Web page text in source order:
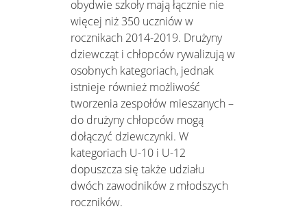
obydwie szkoły mają łącznie nie
więcej niż 350 uczniów w
rocznikach 2014-2019. Drużyny
dziewcząt i chłopców rywalizują w
osobnych kategoriach, jednak
istnieje również możliwość
tworzenia zespołów mieszanych –
do drużyny chłopców mogą
dołączyć dziewczynki. W
kategoriach U-10 i U-12
dopuszcza się także udziału
dwóch zawodników z młodszych
roczników.